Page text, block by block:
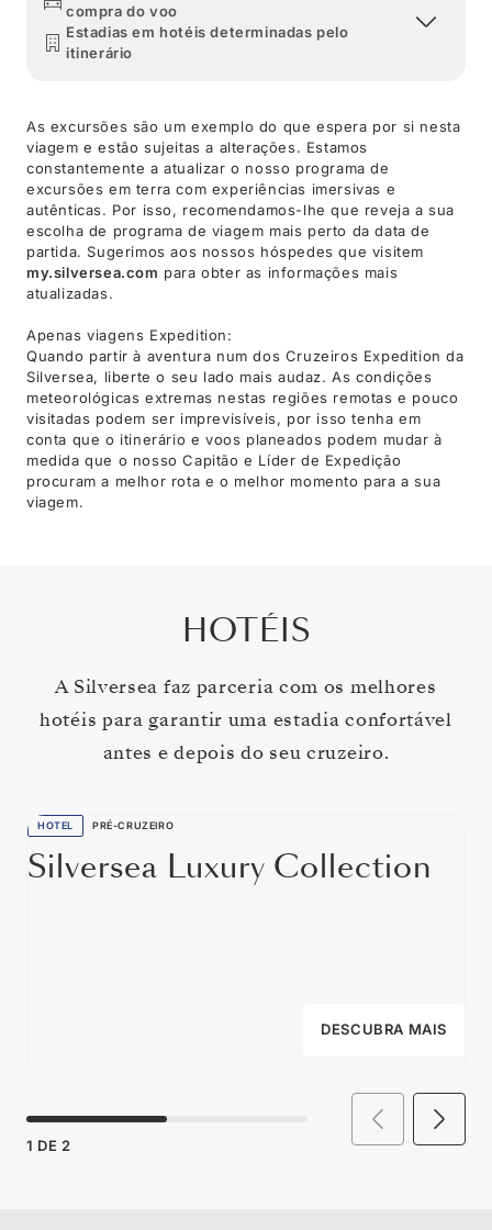
compra do voo
Estadias em hotéis determinadas pelo
itinerário
As excursões são um exemplo do que espera por si nesta
viagem e estão sujeitas a alterações. Estamos
constantemente a atualizar o nosso programa de
excursões em terra com experiências imersivas e
autênticas. Por isso, recomendamos-lhe que reveja a sua
escolha de programa de viagem mais perto da data de
partida. Sugerimos aos nossos hóspedes que visitem
my.silversea.com para obter as informações mais
atualizadas.
Apenas viagens Expedition:
Quando partir à aventura num dos Cruzeiros Expedition da
Silversea, liberte o seu lado mais audaz. As condições
meteorológicas extremas nestas regiões remotas e pouco
visitadas podem ser imprevisíveis, por isso tenha em
conta que o itinerário e voos planeados podem mudar à
medida que o nosso Capitão e Líder de Expedição
procuram a melhor rota e o melhor momento para a sua
viagem.
HOTÉIS
A Silversea faz parceria com os melhores
hotéis para garantir uma estadia confortável
antes e depois do seu cruzeiro.
HOTEL PRÉ-CRUZEIRO
Silversea Luxury Collection
DESCUBRA MAIS
1 DE 2